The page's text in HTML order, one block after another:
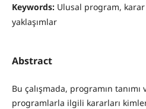
Keywords: Ulusal program,
yaklaşımlar
Abstract
Bu çalışmada, programın
programlarla ilgili kararları